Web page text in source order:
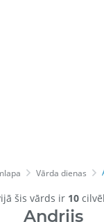
Vārda dienas
šis vārds ir 10
Andrijs